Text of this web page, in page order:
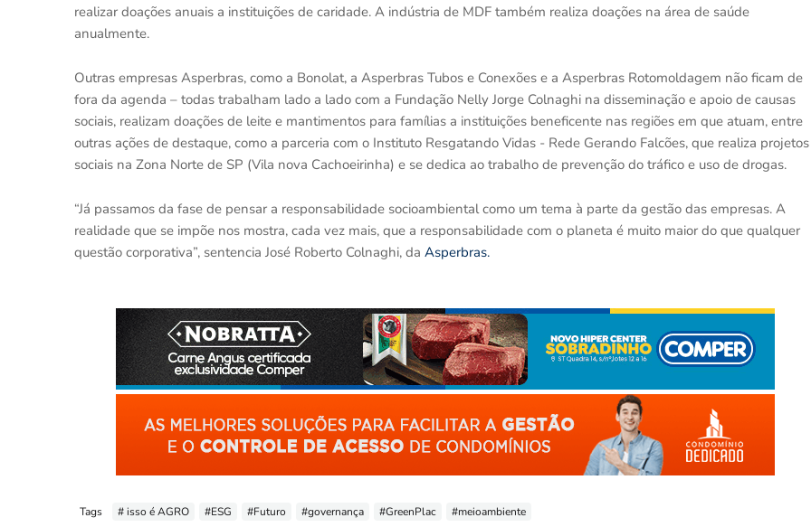
realizar doações anuais a instituições de caridade. A indústria de MDF também realiza doações na área de saúde
anualmente.
Outras empresas Asperbras, como a Bonolat, a Asperbras Tubos e Conexões e a Asperbras Rotomoldagem não ficam de
fora da agenda – todas trabalham lado a lado com a Fundação Nelly Jorge Colnaghi na disseminação e apoio de causas
sociais, realizam doações de leite e mantimentos para famílias a instituições beneficente nas regiões em que atuam, entre
outras ações de destaque, como a parceria com o Instituto Resgatando Vidas - Rede Gerando Falcões, que realiza projetos
sociais na Zona Norte de SP (Vila nova Cachoeirinha) e se dedica ao trabalho de prevenção do tráfico e uso de drogas.
“Já passamos da fase de pensar a responsabilidade socioambiental como um tema à parte da gestão das empresas. A
realidade que se impõe nos mostra, cada vez mais, que a responsabilidade com o planeta é muito maior do que qualquer
questão corporativa”, sentencia José Roberto Colnaghi, da Asperbras.
Tags # isso é AGRO #ESG #Futuro #governança #GreenPlac #meioambiente